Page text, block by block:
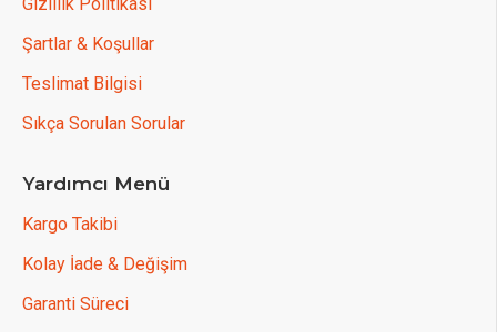
Şartlar & Koşullar
Teslimat Bilgisi
Sıkça Sorulan Sorular
Yardımcı Menü
Kargo Takibi
Kolay İade & Değişim
Garanti Süreci